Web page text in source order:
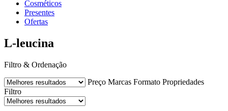
Cosméticos
Presentes
Ofertas
L-leucina
Filtro & Ordenação
Preço Marcas Formato Propriedades
Filtro